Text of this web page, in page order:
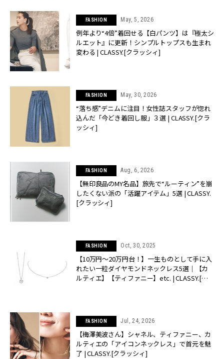
FASHION May, 5, 2026
例年より“4倍”着回せる【白パンツ】は『極太シ
ルエット』に更新！シンプルトップスも生まれ
変わる | CLASSY.[クラッシィ]
FASHION May, 30, 2026
“落ち感”デニムに注目！女性誌スタッフが惚れ
込んだ「今どき着回し服」３選 | CLASSY.[クラ
ッシィ]
FASHION Aug, 6, 2026
【無印良品のMY名品】旅先で“ルーティン”を崩
したくない派の「活躍アイテム」5選 | CLASSY.
[クラッシィ]
FASHION Oct, 30, 2025
【10万円〜20万円台！】一生ものとして手に入
れたい一粒ダイヤモンドネックレス5選｜【カ
ルティエ】【ティファニー】etc. | CLASSY.[ク
FASHION Jul, 24, 2026
【梅澤美波さん】シャネル、ティファニー、カ
ルティエの「アイコンネックレス」で首元を魅
了 | CLASSY.[クラッシィ]